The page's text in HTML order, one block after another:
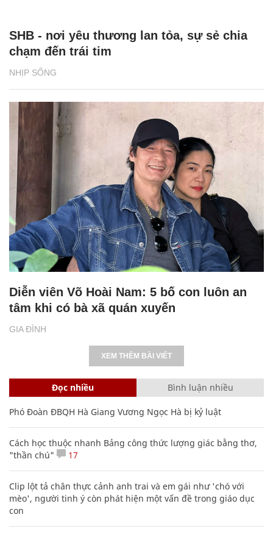
NHỊP SỐNG
SHB - nơi yêu thương lan tỏa, sự sẻ chia
chạm đến trái tim
GIA ĐÌNH
Diễn viên Võ Hoài Nam: 5 bố con luôn an
tâm khi có bà xã quán xuyến
XEM THÊM BÀI VIẾT
Đọc nhiều Bình luận nhiều
Phó Đoàn ĐBQH Hà Giang Vương Ngọc Hà bị kỷ luật
Cách học thuộc nhanh Bảng công thức lượng giác bằng thơ,
"thần chú"
17
Clip lột tả chân thực cảnh anh trai và em gái như 'chó với
mèo', người tinh ý còn phát hiện một vấn đề trong giáo dục
con